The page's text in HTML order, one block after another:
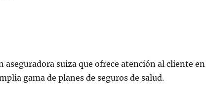
aseguradora suiza que ofrece atención al cliente
gama de planes de seguros de salud.